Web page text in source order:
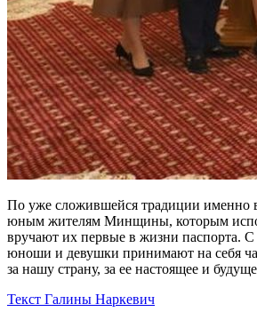
По уже сложившейся традиции именно
юным жителям Минщины, которым
вручают их первые в жизни паспорта.
юноши и девушки принимают на себя
за нашу страну, за ее настоящее и
Текст Галины Наркевич